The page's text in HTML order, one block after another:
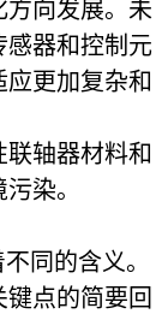
方向发展。未
感器和控制元
更加复杂和
轴器材料和
染。
同的含义。
点的简要回